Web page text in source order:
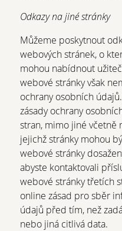
Odkazy na jiné stránky
Můžeme poskytnout
webových stránek, o
mohou nabídnout
webové stránky však
ochrany osobních
zásady ochrany
stran, mimo jiné včetně
jejichž stránky mohou
webové stránky
abyste kontaktovali
webové stránky třetích
online zásad pro sběr
údajů před tím, než
nebo jiná citlivá data.